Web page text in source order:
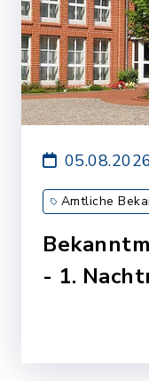
- 1.
05.08.2026
Amtliche